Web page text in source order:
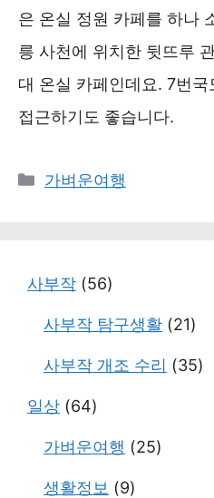
은 온실 정원 카페를 하나
릉 사천에 위치한 뒷뜨루
대 온실 카페인데요. 7번
접근하기도 좋습니다.
카
가벼운여행
사부작 (56)
사부작 탐구생활 (21)
사부작 개조 수리 (35)
일상 (64)
가벼운여행 (25)
생활정보 (9)